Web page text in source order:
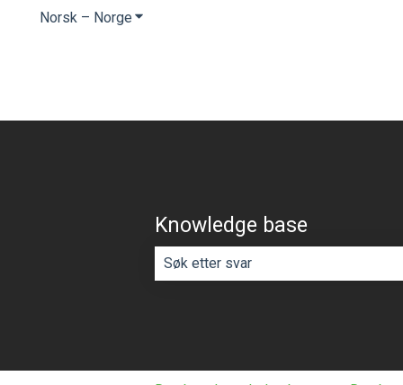
Norsk – Norge Vis undermeny for oversettelser
Knowledge base